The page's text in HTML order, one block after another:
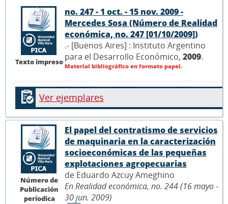
Texto impreso
no. 247 - 1 oct. - 15 nov. 2009 -
Mercedes Sosa (Número de Realidad
económica, no. 247 [01/10/2009])
.- [Buenos Aires] : Instituto Argentino
para el Desarrollo Económico, 2009.
Material bibliográfico en formato papel.
Ver ejemplares
Número de
Publicación
períodica
El papel del contratismo de servicios
de maquinaria en la caracterización
socioeconómicas de las pequeñas
explotaciones agropecuarias
de Eduardo Azcuy Ameghino
En Realidad económica, no. 244 (16 mayo -
30 jun. 2009)